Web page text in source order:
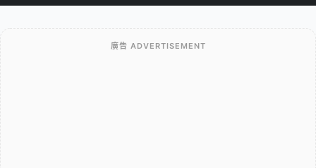
廣告 ADVERTISEMENT